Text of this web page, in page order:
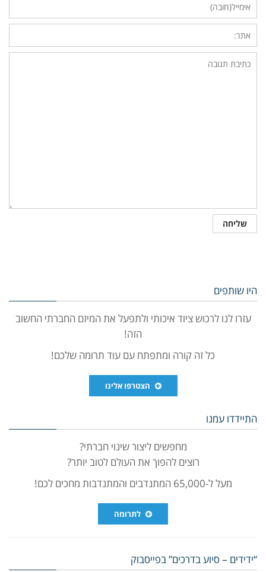
היו שותפים
עזרו לנו לרכוש ציוד איכותי ולתפעל את המיזם החברתי החשוב
הזה!
כל זה קורה ומתפתח עם עוד תרומה שלכם!
הצטרפו אלינו
התיידדו עמנו
מחפשים ליצור שינוי חברתי?
רוצים להפוך את העולם לטוב יותר?
מעל ל-65,000 המתנדבים והמתנדבות מחכים לכם!
לתרומה
“ידידים – סיוע בדרכים” בפייסבוק